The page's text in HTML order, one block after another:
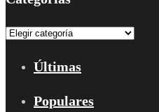
Categorías
Últimas
Populares